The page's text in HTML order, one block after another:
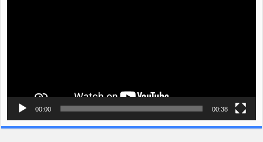
00:00 00:38